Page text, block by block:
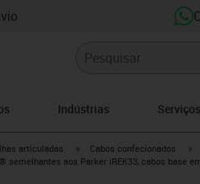
Indústrias Serviços
articuladas igus-icon-arrow-right
Cabos confecionados
semelhantes aos Parker iREK33, cabos base